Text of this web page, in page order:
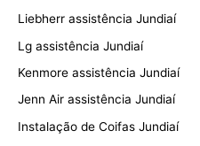
Liebherr assistência Jundiaí
Lg assistência Jundiaí
Kenmore assistência Jundiaí
Jenn Air assistência Jundiaí
Instalação de Coifas Jundiaí